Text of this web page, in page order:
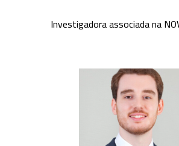
Investigadora associada na